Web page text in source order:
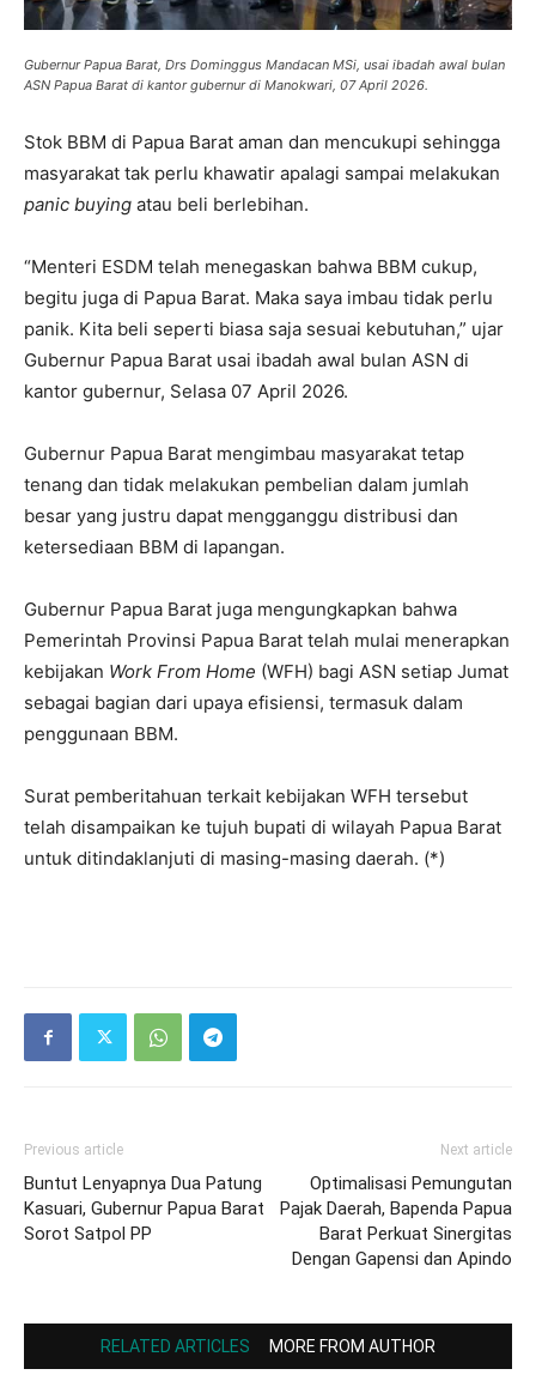
Gubernur Papua Barat, Drs Dominggus Mandacan MSi, usai ibadah awal bulan
ASN Papua Barat di kantor gubernur di Manokwari, 07 April 2026.
Stok BBM di Papua Barat aman dan mencukupi sehingga
masyarakat tak perlu khawatir apalagi sampai melakukan
panic buying atau beli berlebihan.
“Menteri ESDM telah menegaskan bahwa BBM cukup,
begitu juga di Papua Barat. Maka saya imbau tidak perlu
panik. Kita beli seperti biasa saja sesuai kebutuhan,” ujar
Gubernur Papua Barat usai ibadah awal bulan ASN di
kantor gubernur, Selasa 07 April 2026.
Gubernur Papua Barat mengimbau masyarakat tetap
tenang dan tidak melakukan pembelian dalam jumlah
besar yang justru dapat mengganggu distribusi dan
ketersediaan BBM di lapangan.
Gubernur Papua Barat juga mengungkapkan bahwa
Pemerintah Provinsi Papua Barat telah mulai menerapkan
kebijakan Work From Home (WFH) bagi ASN setiap Jumat
sebagai bagian dari upaya efisiensi, termasuk dalam
penggunaan BBM.
Surat pemberitahuan terkait kebijakan WFH tersebut
telah disampaikan ke tujuh bupati di wilayah Papua Barat
untuk ditindaklanjuti di masing-masing daerah. (*)
Previous article
Buntut Lenyapnya Dua Patung
Kasuari, Gubernur Papua Barat
Sorot Satpol PP
Next article
Optimalisasi Pemungutan
Pajak Daerah, Bapenda Papua
Barat Perkuat Sinergitas
Dengan Gapensi dan Apindo
RELATED ARTICLES MORE FROM AUTHOR